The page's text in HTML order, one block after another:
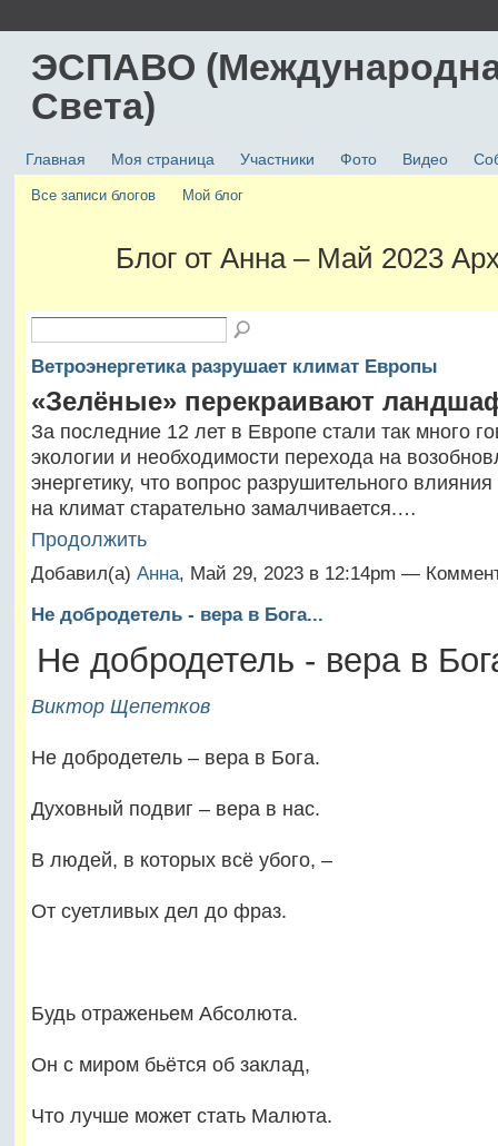
ЭСПАВО
Света)
Главная Моя страница Участники Фото Видео
Все записи блогов Мой блог
Блог от Анна – Май 2023
Ветроэнергетика разрушает климат Eвропы
«Зелёные» перекраивают
За последние 12 лет в Европе стали так много
экологии и необходимости перехода на
энергетику, что вопрос разрушительного
на климат старательно замалчивается.…
Продолжить
Добавил(а) Анна, Май 29, 2023 в 12:14pm —
Не добродетель - вера в Бога...
Не добродетель - вера в
Виктор Щепетков
Не добродетель – вера в Бога.
Духовный подвиг – вера в нас.
В людей, в которых всё убого, –
От суетливых дел до фраз.
Будь отраженьем Абсолюта.
Он с миром бьётся об заклад,
Что лучше может стать Малюта.